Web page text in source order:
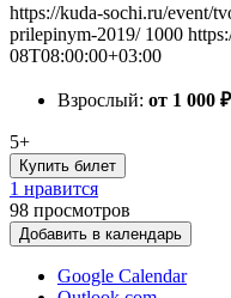
https://kuda-sochi.ru/event/
prilepinym-2019/ 1000
08T08:00:00+03:00
Взрослый: от 1 000 ₽
5+
Купить билет
1 нравится
98 просмотров
Добавить в календарь
Google Calendar